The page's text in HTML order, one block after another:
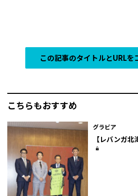
この記事のタイトルとURLを
こちらもおすすめ
グラビア
【レバンガ